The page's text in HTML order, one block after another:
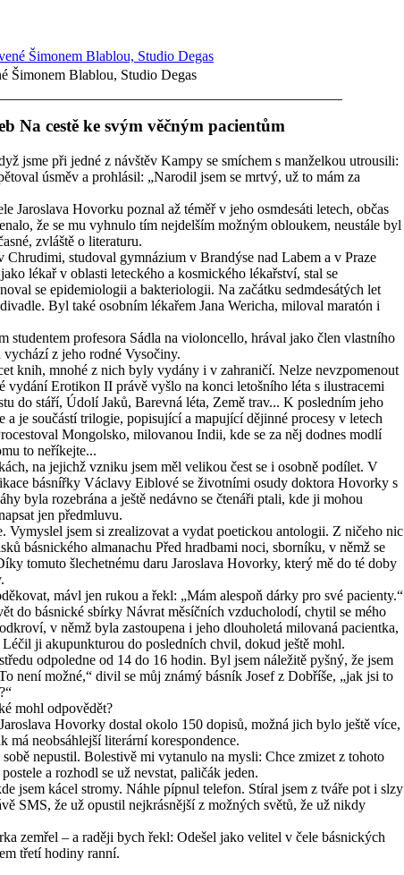
Šimonem Blablou, Studio Degas
Na cestě ke svým věčným pacientům
jsme při jedné z návštěv Kampy se smíchem s manželkou utrousili:
úsměv a prohlásil: „Narodil jsem se mrtvý, už to mám za
Jaroslava Hovorku poznal až téměř v jeho osmdesáti letech, občas
že se mu vyhnulo tím nejdelším možným obloukem, neustále byl
zvláště o literaturu.
Chrudimi, studoval gymnázium v Brandýse nad Labem a v Praze
lékař v oblasti leteckého a kosmického lékařství, stal se
se epidemiologii a bakteriologii. Na začátku sedmdesátých let
Byl také osobním lékařem Jana Wericha, miloval maratón i
studentem profesora Sádla na violoncello, hrával jako člen vlastního
z jeho rodné Vysočiny.
knih, mnohé z nich byly vydány i v zahraničí. Nelze nevzpomenout
Erotikon II právě vyšlo na konci letošního léta s ilustracemi
do stáří, Údolí Jaků, Barevná léta, Země trav... K posledním jeho
je součástí trilogie, popisující a mapující dějinné procesy v letech
Mongolsko, milovanou Indii, kde se za něj dodnes modlí
to neříkejte...
na jejichž vzniku jsem měl velikou čest se i osobně podílet. V
básnířky Václavy Eiblové se životními osudy doktora Hovorky s
byla rozebrána a ještě nedávno se čtenáři ptali, kde ji mohou
jen předmluvu.
Vymyslel jsem si zrealizovat a vydat poetickou antologii. Z ničeho nic
básnického almanachu Před hradbami noci, sborníku, v němž se
tomuto šlechetnému daru Jaroslava Hovorky, který mě do té doby
mávl jen rukou a řekl: „Mám alespoň dárky pro své pacienty.“
do básnické sbírky Návrat měsíčních vzducholodí, chytil se mého
v němž byla zastoupena i jeho dlouholetá milovaná pacientka,
ji akupunkturou do posledních chvil, dokud ještě mohl.
odpoledne od 14 do 16 hodin. Byl jsem náležitě pyšný, že jsem
není možné,“ divil se můj známý básník Josef z Dobříše, „jak jsi to
mohl odpovědět?
Hovorky dostal okolo 150 dopisů, možná jich bylo ještě více,
má neobsáhlejší literární korespondence.
nepustil. Bolestivě mi vytanulo na mysli: Chce zmizet z tohoto
a rozhodl se už nevstat, paličák jeden.
jsem kácel stromy. Náhle pípnul telefon. Stíral jsem z tváře pot i slzy
SMS, že už opustil nejkrásnější z možných světů, že už nikdy
zemřel – a raději bych řekl: Odešel jako velitel v čele básnických
třetí hodiny ranní.